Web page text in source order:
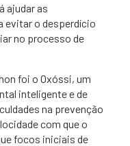
ajudar as
evitar o desperdício
no processo de
foi o Oxóssi, um
inteligente e de
na prevenção
com que o
focos iniciais de